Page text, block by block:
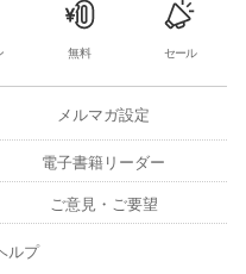
無料 セール
メルマガ設定
電子書籍リーダー
ご意見・ご要望
ルプ